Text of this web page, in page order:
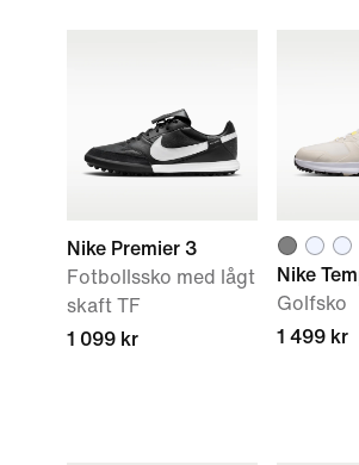
Nike Premier 3
Fotbollssko med lågt
skaft TF
1 099 kr
Nike
Golfsko
1 499 kr